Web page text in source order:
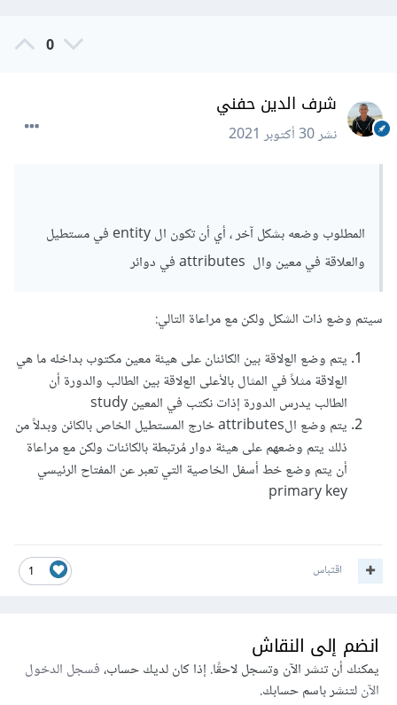
فيمكن التعبير عنها بالشكل المرفق, ويتم إعتبار ذلك الشكل erd لأنه
بإرفاقه
0
شرف الدين حفني
نشر30 أكتوبر 2021
المطلوب وضعه بشكل آخر ، أي أن تكون ال entity في مستطيل
والعلاقة في معين وال attributes في دوائر
سيتم وضع ذات الشكل ولكن مع مراعاة التالي:
يتم وضع العﻻقة بين الكائنان على هيئة معين مكتوب بداخله ما هي
العﻻقة مثلاً في المثال بالأعلى العﻻقة بين الطالب والدورة أن
الطالب يدرس الدورة إذات نكتب في المعين study
يتم وضع الattributes خارج المستطيل الخاص بالكائن وبدلاً من
ذلك يتم وضعهم على هيئة دوار مُرتبطة بالكائنات ولكن مع مراعاة
أن يتم وضع خط أسفل الخاصية التي تعبر عن المفتاح الرئيسي
primary key
1 اقتباس
انضم إلى النقاش
يمكنك أن تنشر الآن وتسجل لاحقًا. إذا كان لديك حساب،فسجل الدخول
الآنلتنشر باسم حسابك.